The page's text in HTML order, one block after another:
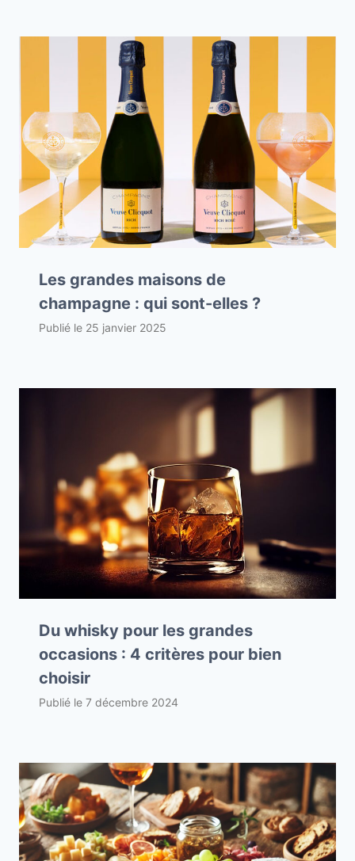
Les grandes maisons de
champagne : qui sont-elles ?
Publié le 25 janvier 2025
Du whisky pour les grandes
occasions : 4 critères pour bien
choisir
Publié le 7 décembre 2024